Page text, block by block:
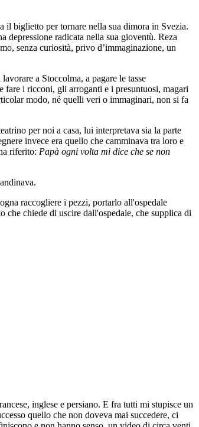
il biglietto per tornare nella sua dimora in Svezia.
radicata nella sua gioventù. Reza
senza curiosità, privo d’immaginazione, un
a Stoccolma, a pagare le tasse
fare i ricconi, gli arroganti e i presuntuosi, magari
modo, né quelli veri o immaginari, non si fa
per noi a casa, lui interpretava sia la parte
invece era quello che camminava tra loro e
riferito: Papà ogni volta mi dice che se non
raccogliere i pezzi, portarlo all'ospedale
chiede di uscire dall'ospedale, che supplica di
inglese e persiano. E fra tutti mi stupisce un
quello che non doveva mai succedere, ci